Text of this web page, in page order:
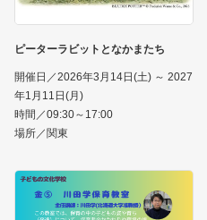
ピーターラビットとなかまたち
開催日／2026年3月14日(土) ～ 2027
年1月11日(月)
時間／09:30～17:00
場所／関東